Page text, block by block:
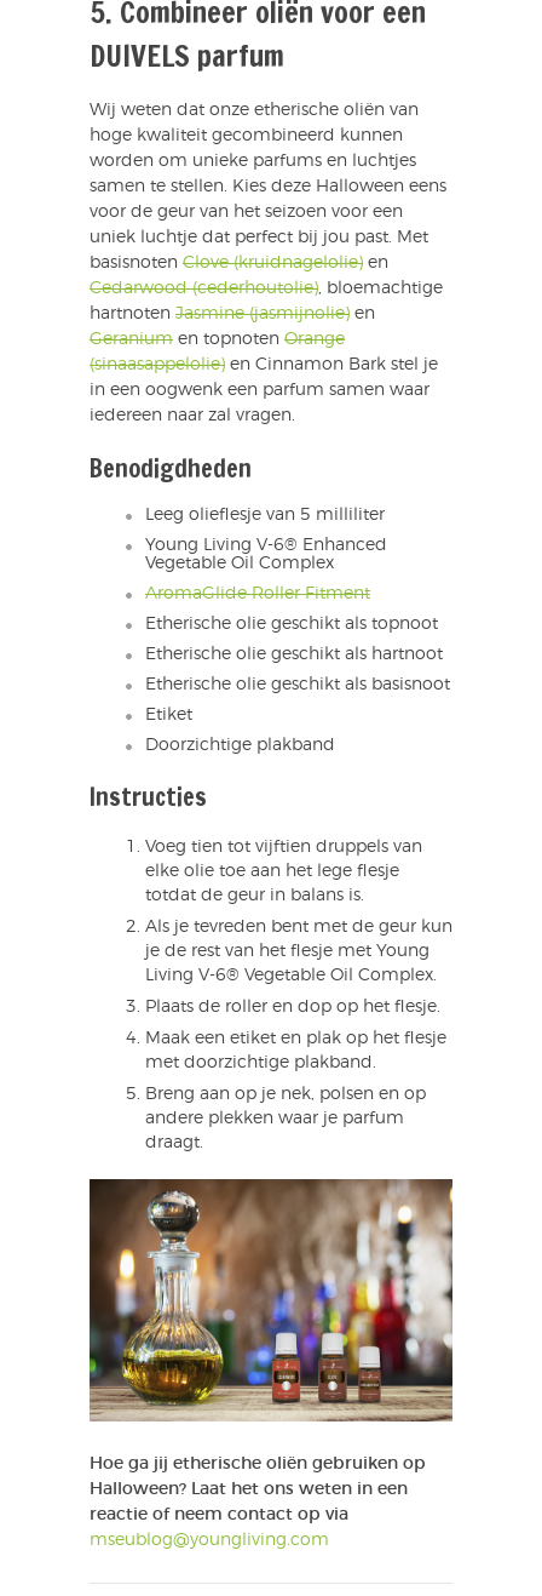
5. Combineer oliën voor een
DUIVELS parfum
Wij weten dat onze etherische oliën van
hoge kwaliteit gecombineerd kunnen
worden om unieke parfums en luchtjes
samen te stellen. Kies deze Halloween eens
voor de geur van het seizoen voor een
uniek luchtje dat perfect bij jou past. Met
basisnoten Clove (kruidnagelolie) en
Cedarwood (cederhoutolie), bloemachtige
hartnoten Jasmine (jasmijnolie) en
Geranium en topnoten Orange
(sinaasappelolie) en Cinnamon Bark stel je
in een oogwenk een parfum samen waar
iedereen naar zal vragen.
Benodigdheden
Leeg olieflesje van 5 milliliter
Young Living V-6® Enhanced
Vegetable Oil Complex
AromaGlide Roller Fitment
Etherische olie geschikt als topnoot
Etherische olie geschikt als hartnoot
Etherische olie geschikt als basisnoot
Etiket
Doorzichtige plakband
Instructies
Voeg tien tot vijftien druppels van
elke olie toe aan het lege flesje
totdat de geur in balans is.
Als je tevreden bent met de geur kun
je de rest van het flesje met Young
Living V-6® Vegetable Oil Complex.
Plaats de roller en dop op het flesje.
Maak een etiket en plak op het flesje
met doorzichtige plakband.
Breng aan op je nek, polsen en op
andere plekken waar je parfum
draagt.
Hoe ga jij etherische oliën gebruiken op
Halloween? Laat het ons weten in een
reactie of neem contact op via
mseublog@youngliving.com